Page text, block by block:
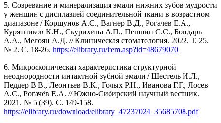
5. Созревание и минерализация эмали нижних зубов мудрости
у женщин с дисплазией соединительной ткани в возрастном
диапазоне / Коршунов А.С., Вагнер В.Д., Рогачев Е.А.,
Курятников К.Н., Скурихина А.П., Пешнин С.С., Бондарь
А.А., Мелоян А.Д. // Клиническая стоматология. 2022. Т. 25.
№ 2. С. 18-26. https://elibrary.ru/item.asp?id=48679070
6. Микроскопическая характеристика структурной
неоднородности интактной зубной эмали / Шестель И.Л.,
Педдер В.В., Леонтьев В.К., Голых Р.Н., Иванова Г.Г., Лосев
А.С., Рогачёв Е.А. // Южно-Сибирский научный вестник.
2021. № 5 (39). С. 149-158.
https://elibrary.ru/download/elibrary_47237024_35685708.pdf